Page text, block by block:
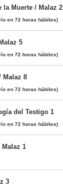
la Muerte / Malaz 2
en 72 horas hábiles)
5
en 72 horas hábiles)
Malaz 8
en 72 horas hábiles)
del Testigo 1
en 72 horas hábiles)
1
3